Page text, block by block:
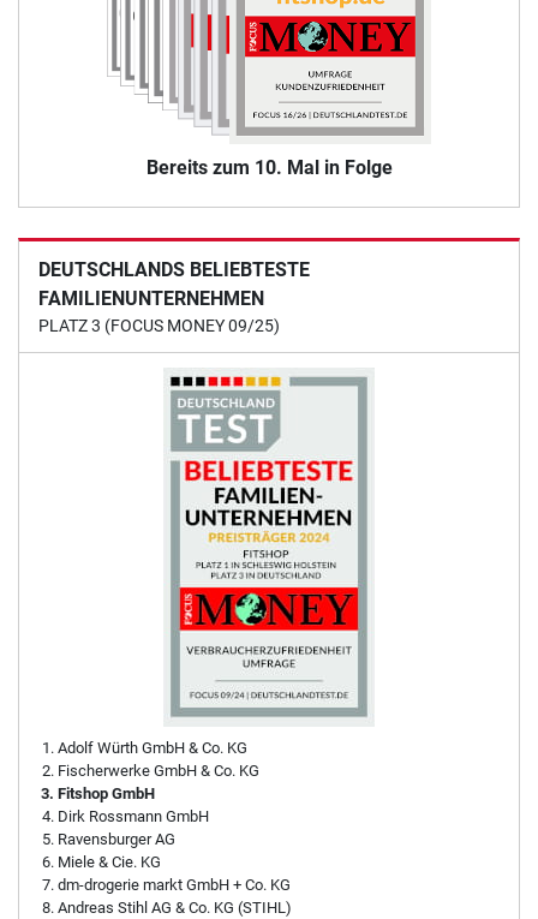
Bereits zum 10. Mal in Folge
DEUTSCHLANDS BELIEBTESTE
FAMILIENUNTERNEHMEN
PLATZ 3 (FOCUS MONEY 09/25)
Adolf Würth GmbH & Co. KG
Fischerwerke GmbH & Co. KG
Fitshop GmbH
Dirk Rossmann GmbH
Ravensburger AG
Miele & Cie. KG
dm-drogerie markt GmbH + Co. KG
Andreas Stihl AG & Co. KG (STIHL)